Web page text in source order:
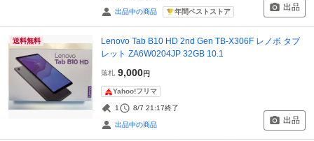
出品中の商品 年間ベストストア 出品
送料無料
Lenovo Tab B10 HD 2nd Gen TB-X306F レノボ タブ
レット ZA6W0204JP 32GB 10.1
落札 9,000円
Yahoo!フリマ
1 8/7 21:17終了
出品中の商品 出品